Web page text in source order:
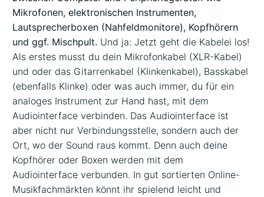
Mikrofonen, elektronischen Instrumenten,
Lautsprecherboxen (Nahfeldmonitore), Kopfhörern
und ggf. Mischpult. Und ja: Jetzt geht die Kabelei los!
Als erstes musst du dein Mikrofonkabel (XLR-Kabel)
und oder das Gitarrenkabel (Klinkenkabel), Basskabel
(ebenfalls Klinke) oder was auch immer, du für ein
analoges Instrument zur Hand hast, mit dem
Audiointerface verbinden. Das Audiointerface ist
aber nicht nur Verbindungsstelle, sondern auch der
Ort, wo der Sound raus kommt. Denn auch deine
Kopfhörer oder Boxen werden mit dem
Audiointerface verbunden. In gut sortierten Online-
Musikfachmärkten könnt ihr spielend leicht und